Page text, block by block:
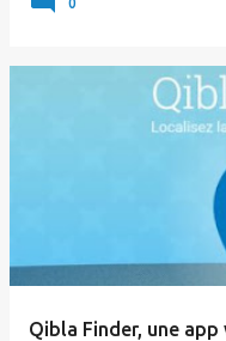
0
Qibla Finder, une